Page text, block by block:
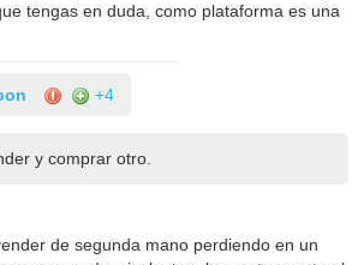
tengas en duda, como plataforma es una
+4
y comprar otro.
de segunda mano perdiendo en un